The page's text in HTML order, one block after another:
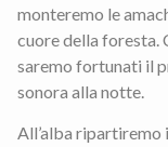
monteremo le
cuore della foresta.
saremo fortunati il
sonora alla notte.
All’alba ripartiremo